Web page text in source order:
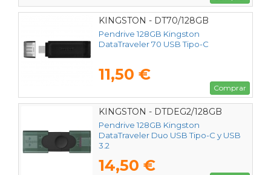
KINGSTON - DT70/128GB
Pendrive 128GB Kingston
DataTraveler 70 USB Tipo-C
11,50 €
Comprar
KINGSTON - DTDEG2/128GB
Pendrive 128GB Kingston
DataTraveler Duo USB Tipo-C y USB
3.2
14,50 €